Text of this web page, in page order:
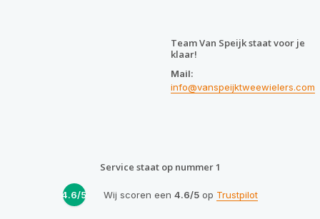
Team Van Speijk staat voor je
klaar!
Mail:
info@vanspeijktweewielers.com
Service staat op nummer 1
4.6/5 Wij scoren een 4.6/5op Trustpilot